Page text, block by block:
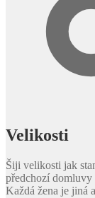
Velikosti
Šiji velikosti jak
předchozí domluvy
Každá žena je jiná